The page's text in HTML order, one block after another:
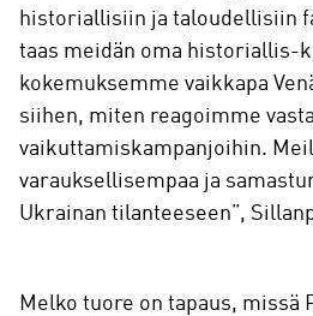
historiallisiin ja taloudellisiin
taas meidän oma historiallis-
kokemuksemme vaikkapa
siihen, miten reagoimme
vaikuttamiskampanjoihin.
varauksellisempaa ja
Ukrainan tilanteeseen”,
Melko tuore on tapaus, missä